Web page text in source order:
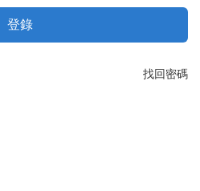
登錄
找回密碼